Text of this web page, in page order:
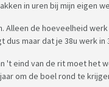
in uren bij mijn eigen
Alleen de hoeveelheid
dus maar dat je 38u werk
't eind van de rit moet het
om de boel rond te